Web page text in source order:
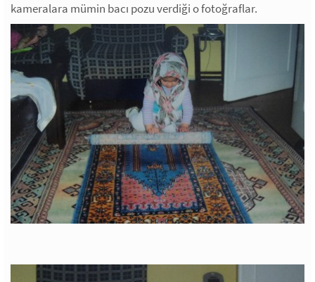
kameralara mümin bacı pozu verdiği o fotoğraflar.